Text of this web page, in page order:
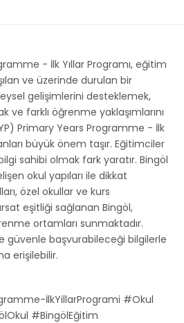
- İlk Yıllar Programı, eğitim
ve üzerinde durulan bir
gelişimlerini desteklemek,
ve farklı öğrenme yaklaşımlarını
Primary Years Programme - İlk
büyük önem taşır. Eğitimciler
sahibi olmak fark yaratır. Bingöl
okul yapıları ile dikkat
özel okullar ve kurs
eşitliği sağlanan Bingöl,
ortamları sunmaktadır.
güvenle başvurabileceği bilgilerle
erişilebilir.
İlkYillarProgrami #Okul
#BingölEğitim